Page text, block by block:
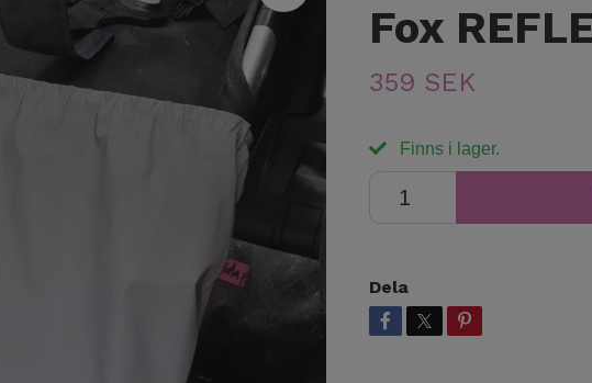
Fox
359 SEK
Finns i lager.
Dela